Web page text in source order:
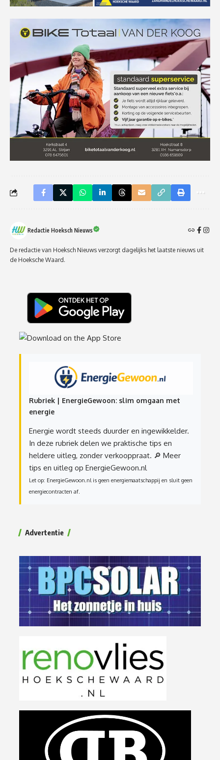
Redactie Hoeksch Nieuws
De redactie van Hoeksch Nieuws verzorgt dagelijks het laatste nieuws uit
de Hoeksche Waard.
Rubriek | EnergieGewoon: slim omgaan met
energie
Energie wordt steeds duurder en ingewikkelder.
In deze rubriek delen we praktische tips en
heldere uitleg, zonder verkooppraat. 🔎 Meer
tips en uitleg op EnergieGewoon.nl
Let op: EnergieGewoon.nl is geen energiemaatschappij en sluit geen
energiecontracten af.
Advertentie